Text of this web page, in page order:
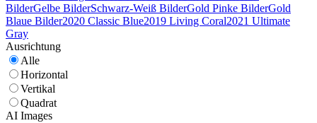
BilderGelbe BilderSchwarz-Weiß BilderGold Pinke BilderGold
Blaue Bilder2020 Classic Blue2019 Living Coral2021 Ultimate
Gray
Ausrichtung
Alle
Horizontal
Vertikal
Quadrat
AI Images